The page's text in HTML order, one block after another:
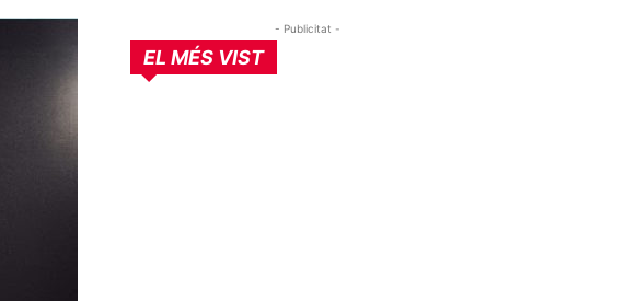
- Publicitat -
EL MÉS VIST